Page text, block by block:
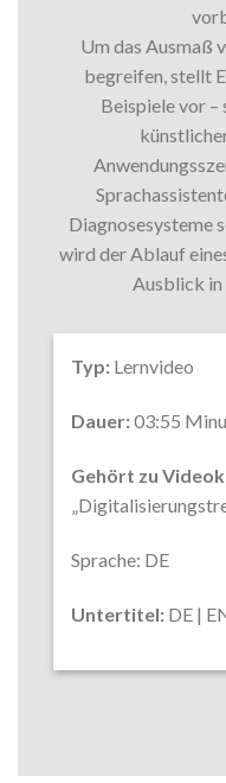
Um das Ausmaß
begreifen, stellt
Beispiele vor
Diagnosesysteme
wird der Ablauf
Ausblick in
Typ: Lernvideo
Dauer:03:55
Gehört zu
Sprache: DE
Untertitel: DE |